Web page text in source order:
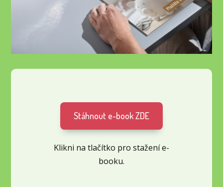
Stáhnout e-book ZDE
Klikni na tlačítko pro stažení e-
booku.